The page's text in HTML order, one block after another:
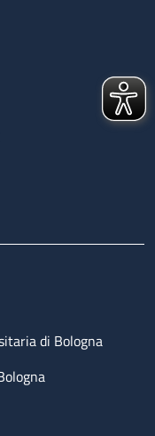
di Bologna